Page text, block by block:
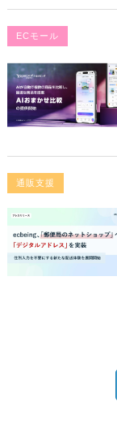
ECモール
通販支援